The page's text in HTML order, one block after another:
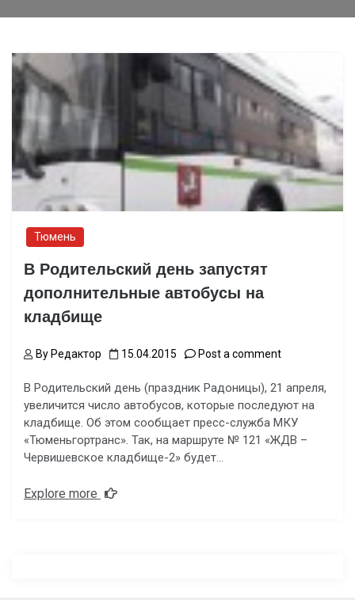
Тюмень
В Родительский день запустят
дополнительные автобусы на
кладбище
By Редактор 15.04.2015 Post a comment
В Родительский день (праздник Радоницы), 21 апреля,
увеличится число автобусов, которые последуют на
кладбище. Об этом сообщает пресс-служба МКУ
«Тюменьгортранс». Так, на маршруте № 121 «ЖДВ –
Червишевское кладбище-2» будет…
Explore more